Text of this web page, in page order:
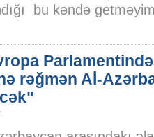
bu kəndə
rəğmən Aİ-